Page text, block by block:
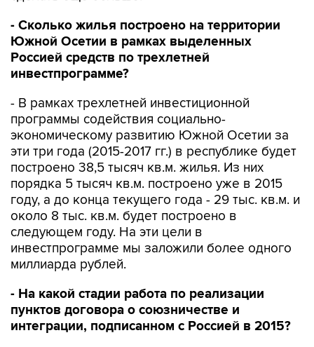
- Сколько жилья построено на территории
Южной Осетии в рамках выделенных
Россией средств по трехлетней
инвестпрограмме?
- В рамках трехлетней инвестиционной
программы содействия социально-
экономическому развитию Южной Осетии за
эти три года (2015-2017 гг.) в республике будет
построено 38,5 тысяч кв.м. жилья. Из них
порядка 5 тысяч кв.м. построено уже в 2015
году, а до конца текущего года - 29 тыс. кв.м. и
около 8 тыс. кв.м. будет построено в
следующем году. На эти цели в
инвестпрограмме мы заложили более одного
миллиарда рублей.
- На какой стадии работа по реализации
пунктов договора о союзничестве и
интеграции, подписанном с Россией в 2015?